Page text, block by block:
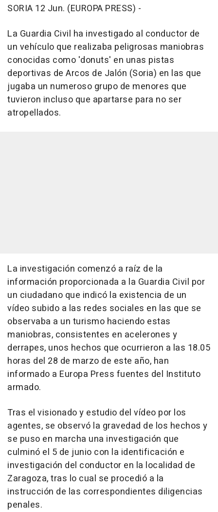
SORIA 12 Jun. (EUROPA PRESS) -
La Guardia Civil ha investigado al conductor de
un vehículo que realizaba peligrosas maniobras
conocidas como 'donuts' en unas pistas
deportivas de Arcos de Jalón (Soria) en las que
jugaba un numeroso grupo de menores que
tuvieron incluso que apartarse para no ser
atropellados.
La investigación comenzó a raíz de la
información proporcionada a la Guardia Civil por
un ciudadano que indicó la existencia de un
vídeo subido a las redes sociales en las que se
observaba a un turismo haciendo estas
maniobras, consistentes en acelerones y
derrapes, unos hechos que ocurrieron a las 18.05
horas del 28 de marzo de este año, han
informado a Europa Press fuentes del Instituto
armado.
Tras el visionado y estudio del vídeo por los
agentes, se observó la gravedad de los hechos y
se puso en marcha una investigación que
culminó el 5 de junio con la identificación e
investigación del conductor en la localidad de
Zaragoza, tras lo cual se procedió a la
instrucción de las correspondientes diligencias
penales.